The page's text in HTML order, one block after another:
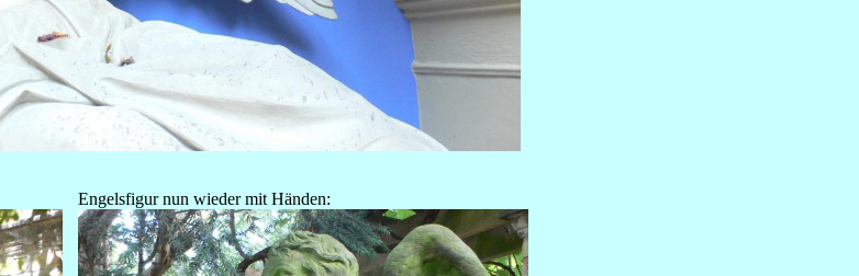
Engelsfigur nun wieder mit Händen: